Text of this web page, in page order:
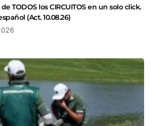
TODOS los CIRCUITOS en un solo click.
(Act. 10.08.26)